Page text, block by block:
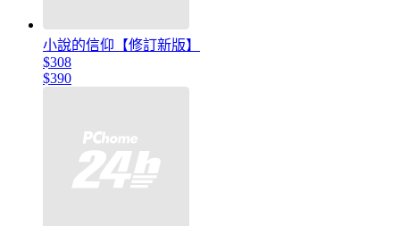
小說的信仰【修訂新版】
$308
$390